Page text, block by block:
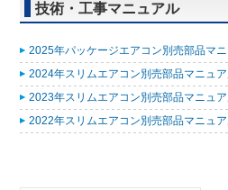
技術・工事マニュアル
2025年パッケージエアコン別売部品マ
2024年スリムエアコン別売部品マニュ
2023年スリムエアコン別売部品マニュ
2022年スリムエアコン別売部品マニュ